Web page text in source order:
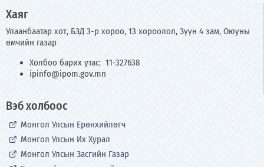
Хаяг
Улаанбаатар хот, БЗД 3-р хороо, 13 хороолол, Зүүн 4 зам, Оюуны
өмчийн газар
Холбоо барих утас: 11-327638
ipinfo@ipom.gov.mn
Вэб холбоос
Монгол Улсын Ерөнхийлөгч
Монгол Улсын Их Хурал
Монгол Улсын Засгийн Газар